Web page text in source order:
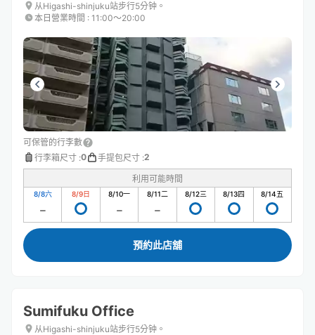
从Higashi-shinjuku站步行5分钟。
本日營業時間 : 11:00〜20:00
可保管的行李數
行李箱尺寸 :0 手提包尺寸 :2
利用可能時間
8/8六 8/9日 8/10一 8/11二 8/12三 8/13四 8/14五
預約此店舖
Sumifuku Office
从Higashi-shinjuku站步行5分钟。